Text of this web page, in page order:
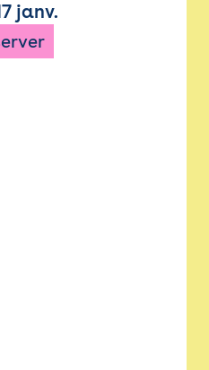
janv.